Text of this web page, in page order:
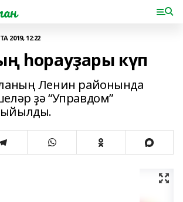
2019, 12:22
һорауҙары күп
Ленин районында
ҙә “Управдом”